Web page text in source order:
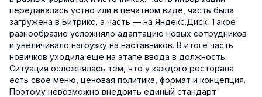
передавалась устно или в печатном виде, часть была
загружена в Битрикс, а часть — на Яндекс.Диск. Такое
разнообразие усложняло адаптацию новых сотрудников
и увеличивало нагрузку на наставников. В итоге часть
новичков уходила еще на этапе ввода в должность.
Ситуация осложнялась тем, что у каждого ресторана
есть своё меню, ценовая политика, формат и концепция.
Поэтому невозможно внедрить единый стандарт